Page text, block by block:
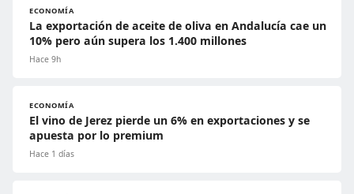
ECONOMÍA
La exportación de aceite de oliva en Andalucía cae un
10% pero aún supera los 1.400 millones
Hace 9h
ECONOMÍA
El vino de Jerez pierde un 6% en exportaciones y se
apuesta por lo premium
Hace 1 días